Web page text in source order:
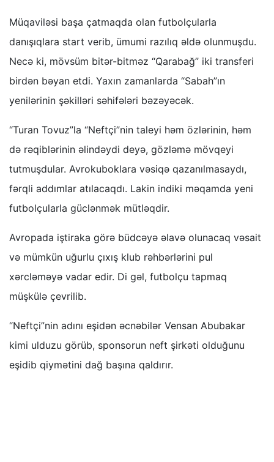
Müqaviləsi başa çatmaqda olan futbolçularla
danışıqlara start verib, ümumi razılıq əldə olunmuşdu.
Necə ki, mövsüm bitər-bitməz “Qarabağ” iki transferi
birdən bəyan etdi. Yaxın zamanlarda “Sabah”ın
yenilərinin şəkilləri səhifələri bəzəyəcək.
“Turan Tovuz”la “Neftçi”nin taleyi həm özlərinin, həm
də rəqiblərinin əlindəydi deyə, gözləmə mövqeyi
tutmuşdular. Avrokuboklara vəsiqə qazanılmasaydı,
fərqli addımlar atılacaqdı. Lakin indiki məqamda yeni
futbolçularla güclənmək mütləqdir.
Avropada iştiraka görə büdcəyə əlavə olunacaq vəsait
və mümkün uğurlu çıxış klub rəhbərlərini pul
xərcləməyə vadar edir. Di gəl, futbolçu tapmaq
müşkülə çevrilib.
“Neftçi”nin adını eşidən əcnəbilər Vensan Abubakar
kimi ulduzu görüb, sponsorun neft şirkəti olduğunu
eşidib qiymətini dağ başına qaldırır.